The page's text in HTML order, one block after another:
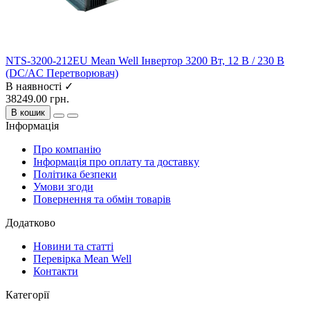
NTS-3200-212EU Mean Well Інвертор 3200 Вт, 12 В / 230 В
(DC/AC Перетворювач)
В наявності ✓
38249.00 грн.
В кошик
Інформація
Про компанію
Інформація про оплату та доставку
Політика безпеки
Умови згоди
Повернення та обмін товарів
Додатково
Новини та статті
Перевірка Mean Well
Контакти
Категорії